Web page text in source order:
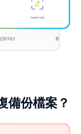
備份檔案？